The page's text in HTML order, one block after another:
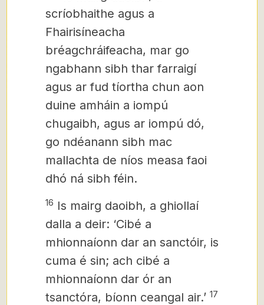
scríobhaithe agus a
Fhairisíneacha
bréagchráifeacha, mar go
ngabhann sibh thar farraigí
agus ar fud tíortha chun aon
duine amháin a iompú
chugaibh, agus ar iompú dó,
go ndéanann sibh mac
mallachta de níos measa faoi
dhó ná sibh féin.
16 Is mairg daoibh, a ghiollaí
dalla a deir: ‘Cibé a
mhionnaíonn dar an sanctóir, is
cuma é sin; ach cibé a
mhionnaíonn dar ór an
tsanctóra, bíonn ceangal air.’ 17